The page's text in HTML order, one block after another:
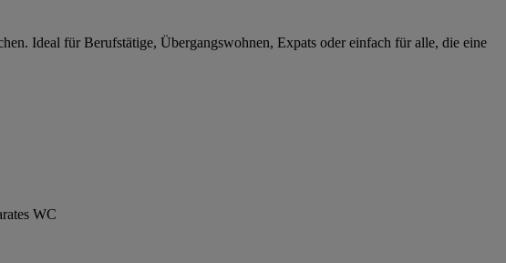
Ideal für Berufstätige, Übergangswohnen, Expats oder einfach für alle, die eine
WC